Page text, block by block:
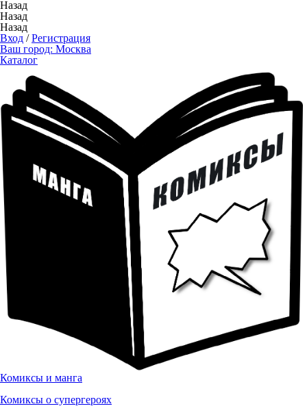
Назад
Назад
Назад
Вход /Регистрация
Ваш город: Москва
Каталог
Комиксы и манга
Комиксы о супергероях